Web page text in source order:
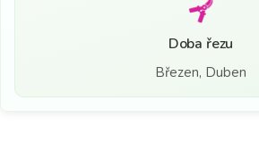
Doba řezu
Březen, Duben